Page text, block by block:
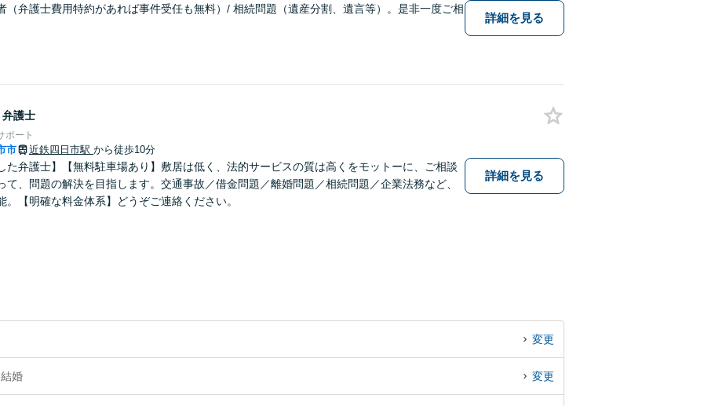
（弁護士費用特約があれば事件受任も無料）/ 相続問題（遺産分割、遺言等）。是非一度ご相
詳細を見る
弁護士
ポート
市 近鉄四日市駅 から徒歩10分
た弁護士】【無料駐車場あり】敷居は低く、法的サービスの質は高くをモットーに、ご相談
て、問題の解決を目指します。交通事故／借金問題／離婚問題／相続問題／企業法務など、
。【明確な料金体系】どうぞご連絡ください。
詳細を見る
変更
婚 変更